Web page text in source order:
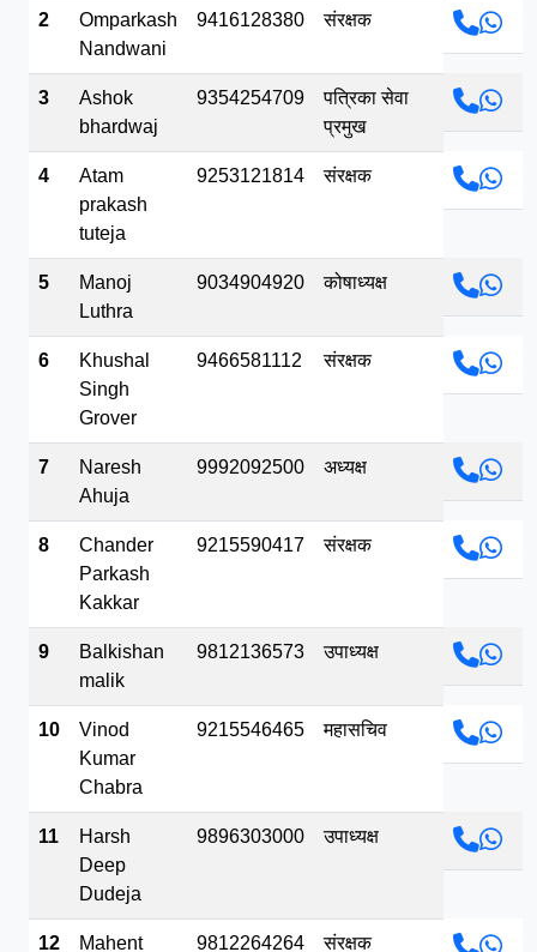
2
Omparkash
Nandwani
9416128380 संरक्षक
3
Ashok
bhardwaj
9354254709
पत्रिका सेवा
प्रमुख
4
Atam
prakash
tuteja
9253121814 संरक्षक
5
Manoj
Luthra
9034904920 कोषाध्यक्ष
6
Khushal
Singh
Grover
9466581112 संरक्षक
7
Naresh
Ahuja
9992092500 अध्यक्ष
8
Chander
Parkash
Kakkar
9215590417 संरक्षक
9
Balkishan
malik
9812136573 उपाध्यक्ष
10
Vinod
Kumar
Chabra
9215546465 महासचिव
11
Harsh
Deep
Dudeja
9896303000 उपाध्यक्ष
12 Mahent 9812264264 संरक्षक